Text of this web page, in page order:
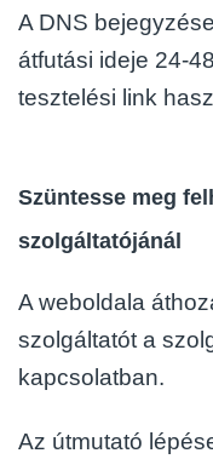
A DNS
átfutási ideje 24-
tesztelési link
Szüntesse meg
szolgáltatójánál
A weboldala
szolgáltatót a
kapcsolatban.
Az útmutató